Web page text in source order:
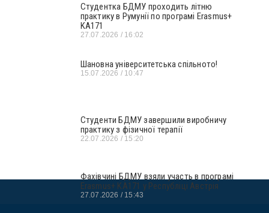
Студентка БДМУ проходить літню
практику в Румунії по програмі Erasmus+
KA171
27.07.2026 16:02
Шановна університетська спільното!
15.07.2026 10:47
Студенти БДМУ завершили виробничу
практику з фізичної терапії
22.07.2026 15:20
Фахівчині БДМУ взяли участь в програмі
Erasmus+ KA171 у Республіці Австрія
27.07.2026 15:43